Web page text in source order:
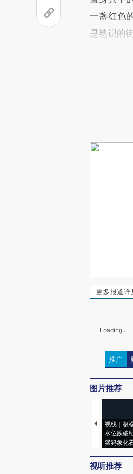
一盏红色
是熟识的
更多报道详
Loading...
推广
图片推荐
视线｜极
水位跌破
猛犸象化
视听推荐